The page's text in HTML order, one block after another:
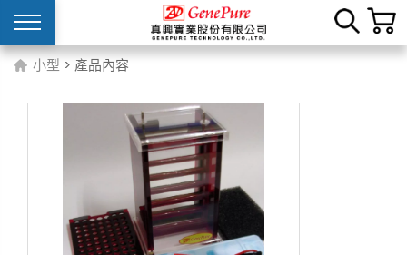
小型 > 產品內容